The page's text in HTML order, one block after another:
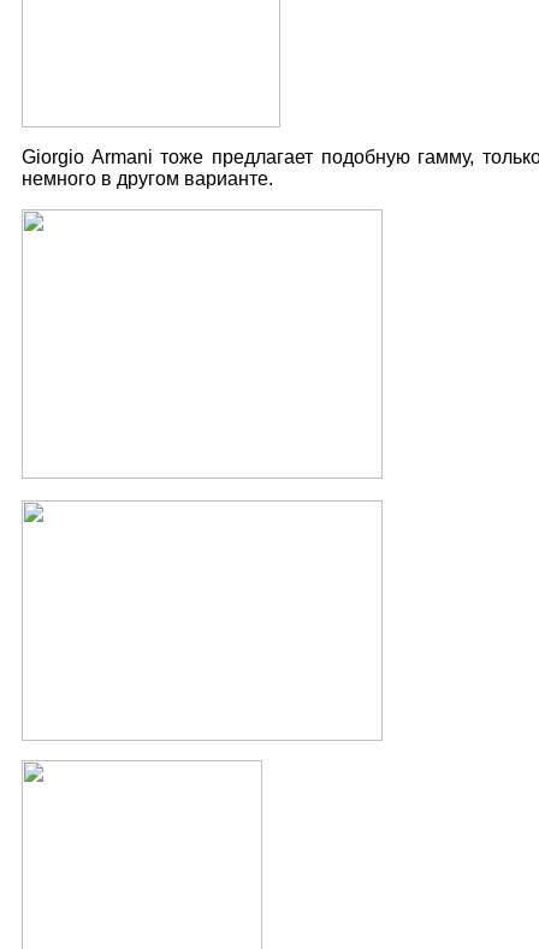
Giorgio Armani тоже предлагает подобную гамму,
немного в другом варианте.